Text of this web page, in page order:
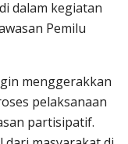
dalam kegiatan
Pemilu
menggerakkan
pelaksanaan
partisipatif.